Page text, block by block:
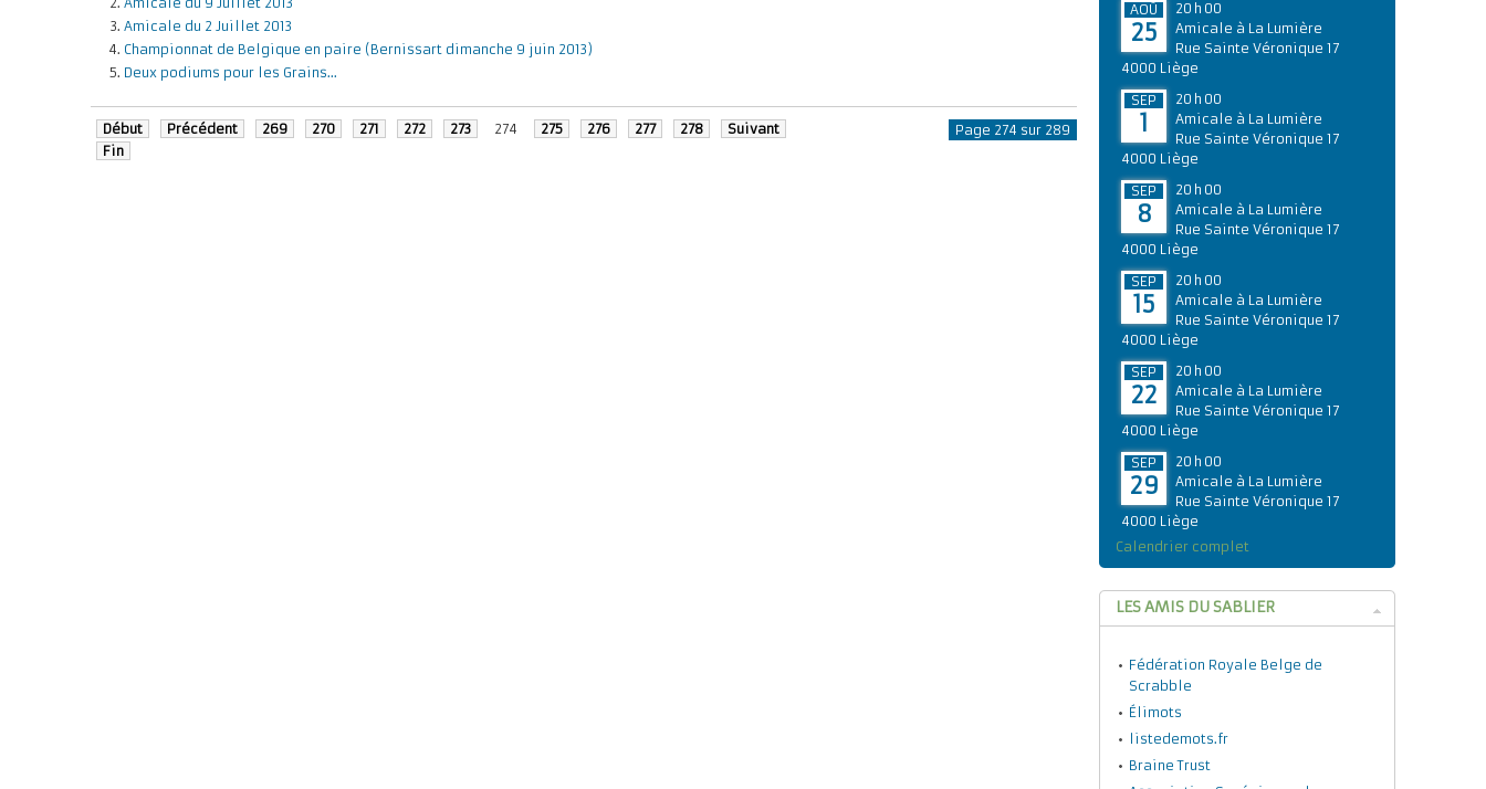
Amicale du 2 Juillet 2013
Championnat de Belgique en paire (Bernissart dimanche 9 juin 2013)
Deux podiums pour les Grains...
Page 274 sur 289
Début Précédent 269 270 271 272 273 274 275 276 277 278
Suivant
Fin
AOÛ
25
20 h 00
Amicale à La Lumière
Rue Sainte Véronique 17
4000 Liège
SEP
1
20 h 00
Amicale à La Lumière
Rue Sainte Véronique 17
4000 Liège
SEP
8
20 h 00
Amicale à La Lumière
Rue Sainte Véronique 17
4000 Liège
SEP
15
20 h 00
Amicale à La Lumière
Rue Sainte Véronique 17
4000 Liège
SEP
22
20 h 00
Amicale à La Lumière
Rue Sainte Véronique 17
4000 Liège
SEP
29
20 h 00
Amicale à La Lumière
Rue Sainte Véronique 17
4000 Liège
Calendrier complet
LES AMIS DU SABLIER
Fédération Royale Belge de
Scrabble
Élimots
listedemots.fr
Braine Trust